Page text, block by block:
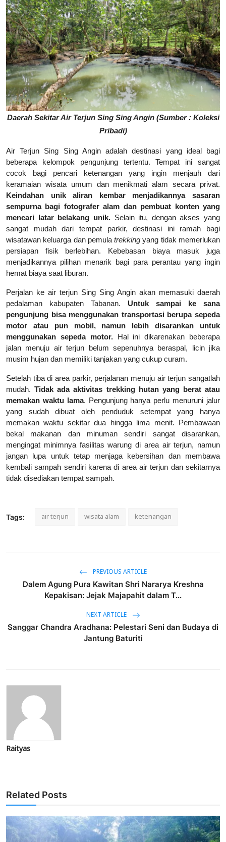
Daerah Sekitar Air Terjun Sing Sing Angin (Sumber : Koleksi
Pribadi)
Air Terjun Sing Sing Angin adalah destinasi yang ideal bagi
beberapa kelompok pengunjung tertentu. Tempat ini sangat
cocok bagi pencari ketenangan yang ingin menjauh dari
keramaian wisata umum dan menikmati alam secara privat.
Keindahan unik aliran kembar menjadikannya sasaran
sempurna bagi fotografer alam dan pembuat konten yang
mencari latar belakang unik.Selain itu, dengan akses yang
sangat mudah dari tempat parkir, destinasi ini ramah bagi
wisatawan keluarga dan pemulatrekking yang tidak memerlukan
persiapan fisik berlebihan. Kebebasan biaya masuk juga
menjadikannya pilihan menarik bagi para perantau yang ingin
hemat biaya saat liburan.
Perjalan ke air terjun Sing Sing Angin akan memasuki daerah
pedalaman kabupaten Tabanan. Untuk sampai ke sana
pengunjung bisa menggunakan transportasi berupa sepeda
motor atau pun mobil, namun lebih disarankan untuk
menggunakan sepeda motor.Hal ini dikarenakan beberapa
jalan menuju air terjun belum sepenuhnya beraspal, licin jika
musim hujan dan memiliki tanjakan yang cukup curam.
Setelah tiba di area parkir, perjalanan menuju air terjun sangatlah
mudah.Tidak ada aktivitas trekking hutan yang berat atau
memakan waktu lama. Pengunjung hanya perlu menuruni jalur
yang sudah dibuat oleh penduduk setempat yang hanya
memakan waktu sekitar dua hingga lima menit. Pembawaan
bekal makanan dan minuman sendiri sangat disarankan,
mengingat minimnya fasilitas warung di area air terjun, namun
jangan lupa untuk tetap menjaga kebersihan dan membawa
kembali sampah sendiri karena di area air terjun dan sekitarnya
tidak disediakan tempat sampah.
Tags: air terjun wisata alam ketenangan
PREVIOUS ARTICLE
Dalem Agung Pura Kawitan Shri Nararya Kreshna
Kepakisan: Jejak Majapahit dalam T...
NEXT ARTICLE
Sanggar Chandra Aradhana: Pelestari Seni dan Budaya di
Jantung Baturiti
Raityas
Related Posts